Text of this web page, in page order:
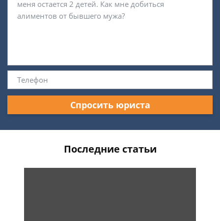
Спросить юриста
Последние статьи